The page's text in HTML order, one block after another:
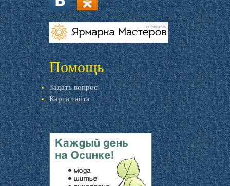
vk.com ok.ru
livemaster.ru
Помощь
Задать вопрос
Карта сайта